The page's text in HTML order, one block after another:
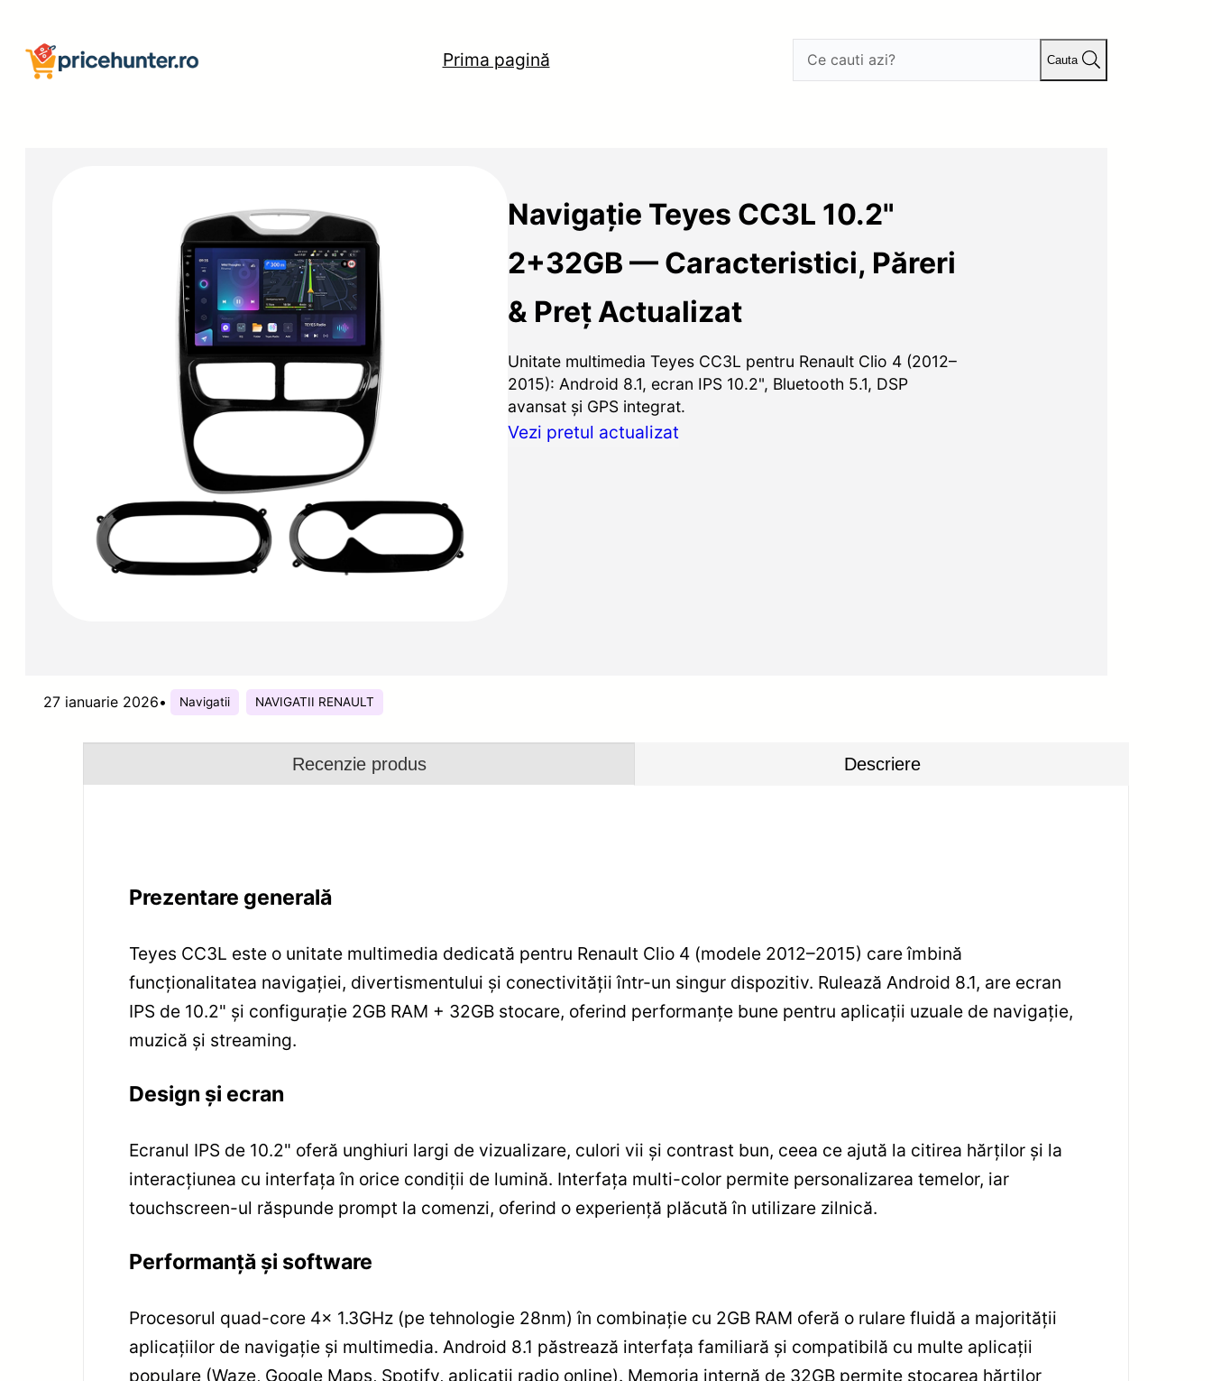
conținut
Prima pagină Cauta
Navigație Teyes CC3L 10.2"
2+32GB — Caracteristici, Păreri
& Preț Actualizat
Unitate multimedia Teyes CC3L pentru Renault Clio 4 (2012–
2015): Android 8.1, ecran IPS 10.2", Bluetooth 5.1, DSP
avansat și GPS integrat.
Vezi pretul actualizat
27 ianuarie 2026• Navigatii NAVIGATII RENAULT
Recenzie produs Descriere
Prezentare generală
Teyes CC3L este o unitate multimedia dedicată pentru Renault Clio 4 (modele 2012–2015) care îmbină
funcționalitatea navigației, divertismentului și conectivității într-un singur dispozitiv. Rulează Android 8.1, are ecran
IPS de 10.2" și configurație 2GB RAM + 32GB stocare, oferind performanțe bune pentru aplicații uzuale de navigație,
muzică și streaming.
Design și ecran
Ecranul IPS de 10.2" oferă unghiuri largi de vizualizare, culori vii și contrast bun, ceea ce ajută la citirea hărților și la
interacțiunea cu interfața în orice condiții de lumină. Interfața multi-color permite personalizarea temelor, iar
touchscreen-ul răspunde prompt la comenzi, oferind o experiență plăcută în utilizare zilnică.
Performanță și software
Procesorul quad-core 4x 1.3GHz (pe tehnologie 28nm) în combinație cu 2GB RAM oferă o rulare fluidă a majorității
aplicațiilor de navigație și multimedia. Android 8.1 păstrează interfața familiară și compatibilă cu multe aplicații
populare (Waze, Google Maps, Spotify, aplicații radio online). Memoria internă de 32GB permite stocarea hărților